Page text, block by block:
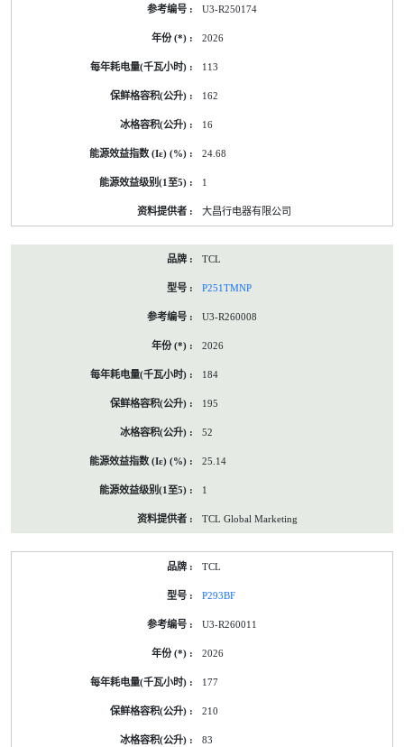
U3-R250174
2026
113
162
16
24.68
1
大昌行电器有限公司
TCL
P251TMNP
U3-R260008
2026
184
195
52
25.14
1
TCL Global Marketing
TCL
P293BF
U3-R260011
2026
177
210
83